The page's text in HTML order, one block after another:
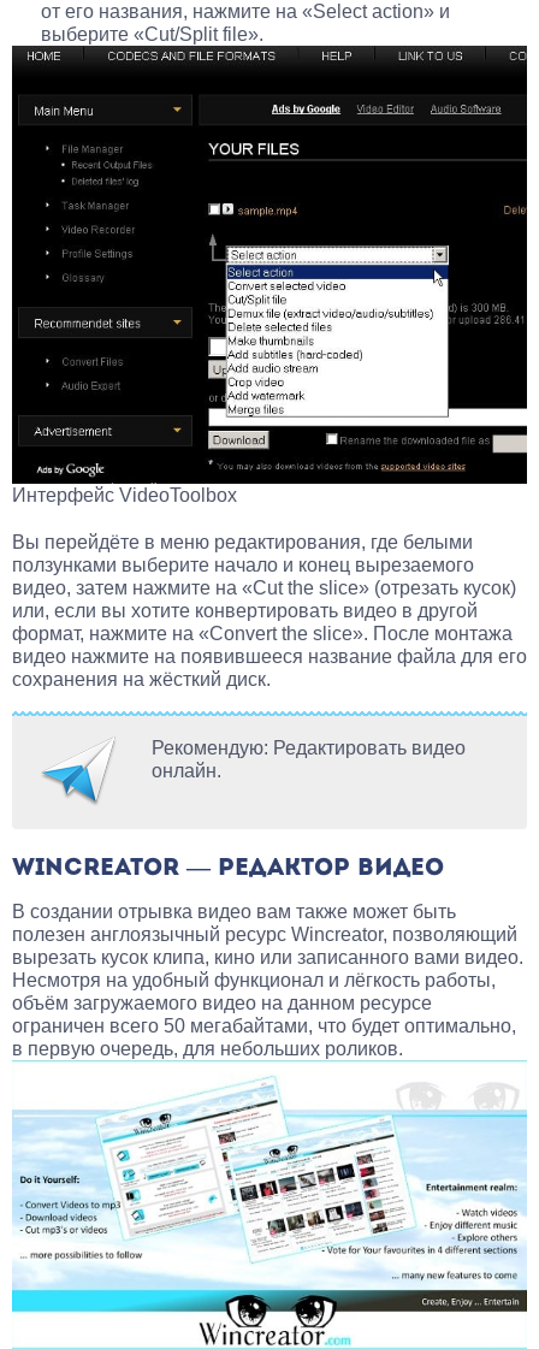
от его названия, нажмите на «Select action» и
выберите «Cut/Split file».
Интерфейс VideoToolbox
Вы перейдёте в меню редактирования, где белыми
ползунками выберите начало и конец вырезаемого
видео, затем нажмите на «Cut the slice» (отрезать кусок)
или, если вы хотите конвертировать видео в другой
формат, нажмите на «Convert the slice». После монтажа
видео нажмите на появившееся название файла для его
сохранения на жёсткий диск.
Рекомендую: Редактировать видео
онлайн.
WINCREATOR — РЕДАКТОР ВИДЕО
В создании отрывка видео вам также может быть
полезен англоязычный ресурс Wincreator, позволяющий
вырезать кусок клипа, кино или записанного вами видео.
Несмотря на удобный функционал и лёгкость работы,
объём загружаемого видео на данном ресурсе
ограничен всего 50 мегабайтами, что будет оптимально,
в первую очередь, для небольших роликов.